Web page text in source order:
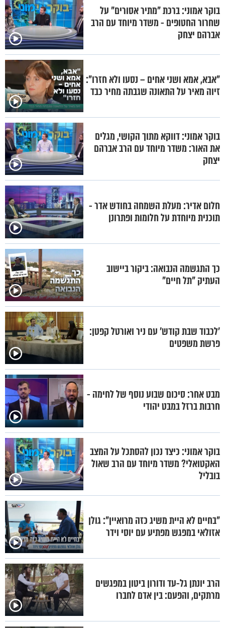
בוקר אמוני: ברכת "מתיר אסורים" על
שחרור החטופים - משדר מיוחד עם הרב
אברהם יצחק
"אבא, אמא ושני אחים – נסעו ולא חזרו":
זיוה מאיר על התאונה שגבתה מחיר כבד
בוקר אמוני: דווקא מתוך הקושי, מגלים
את האור: משדר מיוחד עם הרב אברהם
יצחק
חלום אדיר: מעלת השמחה בחודש אדר -
תוכנית מיוחדת על חלומות ופתרונן
כך התגשמה הנבואה: ביקור ביישוב
העתיק "תל חיים"
'לכבוד שבת קודש' עם ניר ואורטל קפטן:
פרשת משפטים
מבט אחר: סיכום שבוע נוסף של לחימה -
חרבות ברזל במבט יהודי
בוקר אמוני: כיצד נכון להסתכל על המצב
האקטואלי? משדר מיוחד עם הרב שאול
בובליל
"בחיים לא היית משיג כזה מרואיין": גולן
אזולאי במפגש מפתיע עם יוסי וידר
הרב יונתן גל-עד ודורון ביטון במפגשים
מרתקים, והפעם: בין אדם לחברו